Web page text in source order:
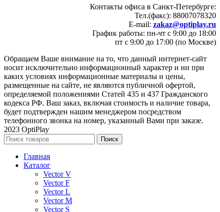
Контакты офиса в Санкт-Петербурге:
Тел.(факс): 88007078320
E-mail: zakaz@optiplay.ru
График работы: пн-чт с 9:00 до 18:00
пт с 9:00 до 17:00 (по Москве)
Обращаем Ваше внимание на то, что данный интернет-сайт
носит исключительно информационный характер и ни при
каких условиях информационные материалы и цены,
размещенные на сайте, не являются публичной офертой,
определяемой положениями Статей 435 и 437 Гражданского
кодекса РФ. Ваш заказ, включая стоимость и наличие товара,
будет подтвержден нашим менеджером посредством
телефонного звонка на номер, указанный Вами при заказе.
2023 OptiPlay
Поиск
Главная
Каталог
Vector V
Vector F
Vector L
Vector M
Vector S